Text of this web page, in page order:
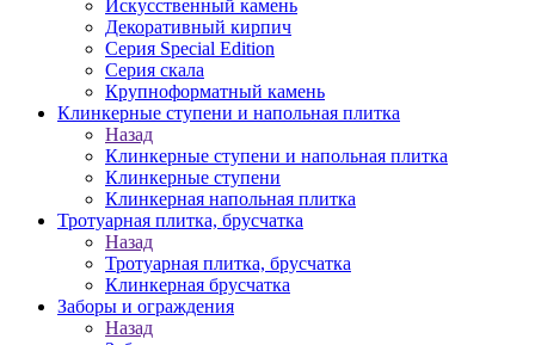
Искусственный камень
Декоративный кирпич
Серия Special Edition
Серия скала
Крупноформатный камень
Клинкерные ступени и напольная плитка
Назад
Клинкерные ступени и напольная плитка
Клинкерные ступени
Клинкерная напольная плитка
Тротуарная плитка, брусчатка
Назад
Тротуарная плитка, брусчатка
Клинкерная брусчатка
Заборы и ограждения
Назад